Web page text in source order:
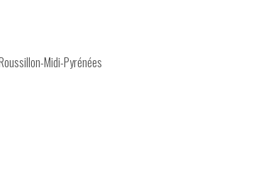
Midi-Pyrénées